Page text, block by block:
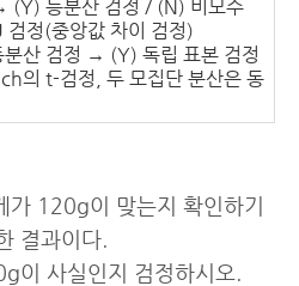
등분산 검정 / (N) 비모수
정(중앙값 차이 검정)
검정 → (Y) 독립 표본 검정
의 t-검정, 두 모집단 분산은 동
가 120g이 맞는지 확인하기
결과이다.
이 사실인지 검정하시오.